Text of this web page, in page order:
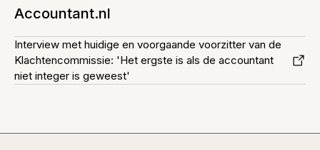
Accountant.nl
Interview met huidige en voorgaande voorzitter van de
Klachtencommissie: 'Het ergste is als de accountant
niet integer is geweest'